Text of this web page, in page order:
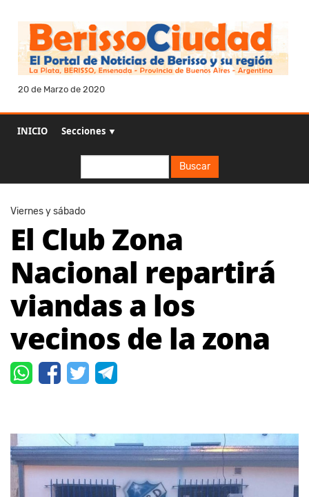
20 de Marzo de 2020
INICIO Secciones ▼
Buscar
Viernes y sábado
El Club Zona
Nacional repartirá
viandas a los
vecinos de la zona